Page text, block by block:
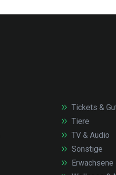
Tickets &
Tiere
TV & Audio
Sonstige
Erwachsene